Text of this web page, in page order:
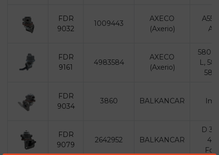
FDR
9032
1009443
AXECO
(Axerio)
A55,
FDR
9161
4983584
AXECO
(Axerio)
580
L,
580
FDR
9034
3860 BALKANCAR
FDR
9079
2642952 BALKANCAR
D